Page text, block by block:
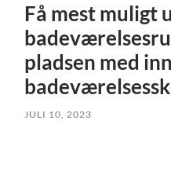
Få mest muligt
pladsen med
JULI 10, 2023